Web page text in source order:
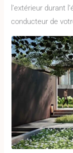
l’extérieur durant
conducteur de